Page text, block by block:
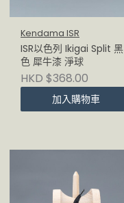
Kendama ISR
ISR以色列 Ikigai Split 黑
色 犀牛漆 淨球
HKD $368.00
加入購物車